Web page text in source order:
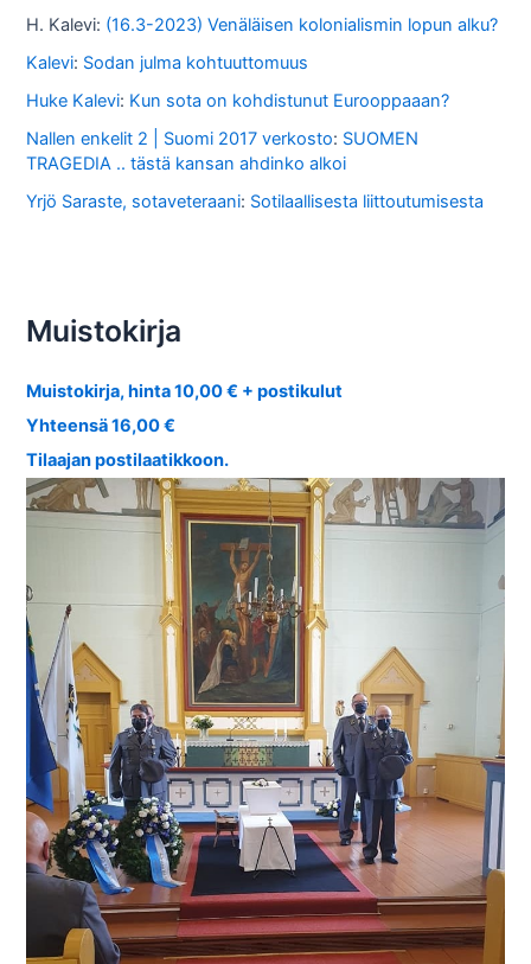
H. Kalevi: (16.3-2023) Venäläisen kolonialismin lopun alku?
Kalevi: Sodan julma kohtuuttomuus
Huke Kalevi: Kun sota on kohdistunut Eurooppaaan?
Nallen enkelit 2 | Suomi 2017 verkosto: SUOMEN
TRAGEDIA .. tästä kansan ahdinko alkoi
Yrjö Saraste, sotaveteraani: Sotilaallisesta liittoutumisesta
Muistokirja
Muistokirja, hinta 10,00 € + postikulut
Yhteensä 16,00 €
Tilaajan postilaatikkoon.